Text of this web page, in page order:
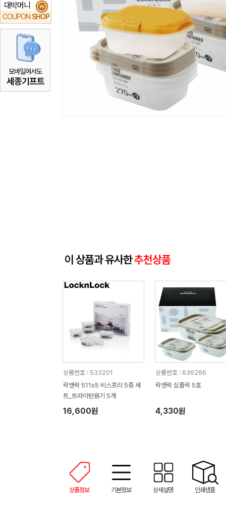
대박머니
COUPON SHOP
₩
모바일에서도
세종기프트
이 상품과 유사한추천상품
상품번호 : 533201
락앤락 511s5 비스프리 5종 세
트_트라이탄용기 5개
16,600원
상품번호 : 636266
락앤락 심플락 5호
4,330원
상품정보 기본정보 상세설명 인쇄샘플